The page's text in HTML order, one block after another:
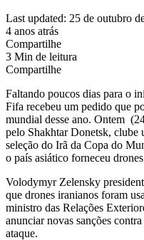
Last updated: 25 de outubro
4 anos atrás
Compartilhe
3 Min de leitura
Compartilhe
Faltando poucos dias para o
Fifa recebeu um pedido que
mundial desse ano. Ontem
pelo Shakhtar Donetsk, clube
seleção do Irã da Copa do
o país asiático forneceu
Volodymyr Zelensky
que drones iranianos foram
ministro das Relações
anunciar novas sanções
ataque.